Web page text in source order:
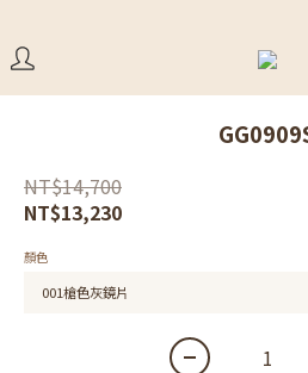
NT$14,700
NT$13,230
顏色